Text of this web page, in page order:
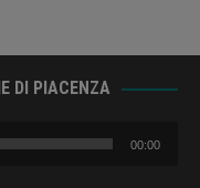
DI PIACENZA
00:00